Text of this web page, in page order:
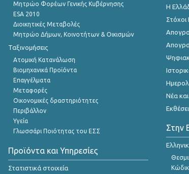
Μητρώο Φορέων Γενικής Κυβέρνησης
ESA 2010
Διοικητικές Μεταβολές
Μητρώο Δήμων, Κοινοτήτων & Οικισμών
Ταξινομήσεις
Ατομική Κατανάλωση
Βιομηχανικά Προϊόντα
Επαγγέλματα
Μεταφορές
Οικονομικές δραστηριότητες
Περιβάλλον
Υγεία
Γλωσσάρι Ποιότητας του ΕΣΣ
Προϊόντα και Υπηρεσίες
Στατιστικά στοιχεία
Η
Στόχοι
Νέα
Στην